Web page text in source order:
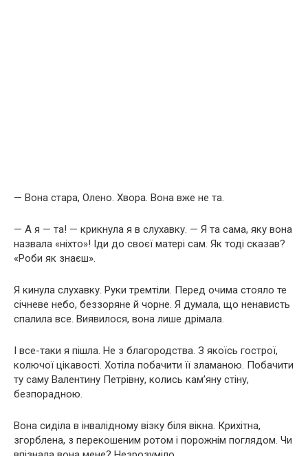
— Вона стара, Олено. Хвора. Вона вже не та.
— А я — та! — крикнула я в слухавку. — Я та сама, яку вона
назвала «ніхто»! Іди до своєї матері сам. Як тоді сказав?
«Роби як знаєш».
Я кинула слухавку. Руки тремтіли. Перед очима стояло те
січневе небо, беззоряне й чорне. Я думала, що ненависть
спалила все. Виявилося, вона лише дрімала.
І все-таки я пішла. Не з благородства. З якоїсь гострої,
колючої цікавості. Хотіла побачити її зламаною. Побачити
ту саму Валентину Петрівну, колись кам’яну стіну,
безпорадною.
Вона сиділа в інвалідному візку біля вікна. Крихітна,
згорблена, з перекошеним ротом і порожнім поглядом. Чи